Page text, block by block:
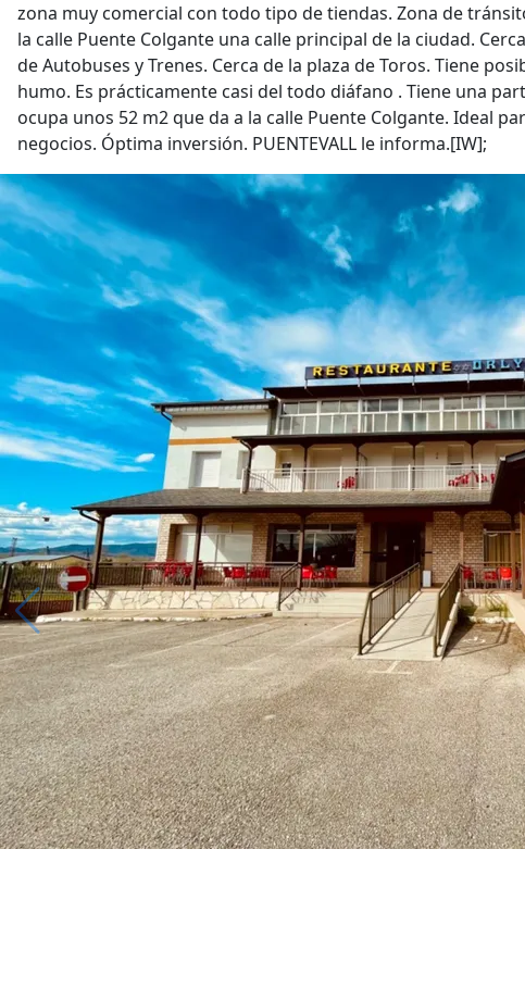
zona muy comercial con todo tipo de tiendas. Zona de
la calle Puente Colgante una calle principal de la ciudad.
de Autobuses y Trenes. Cerca de la plaza de Toros. Tiene
humo. Es prácticamente casi del todo diáfano . Tiene una
ocupa unos 52 m2 que da a la calle Puente Colgante. Ideal
negocios. Óptima inversión. PUENTEVALL le informa.[IW];